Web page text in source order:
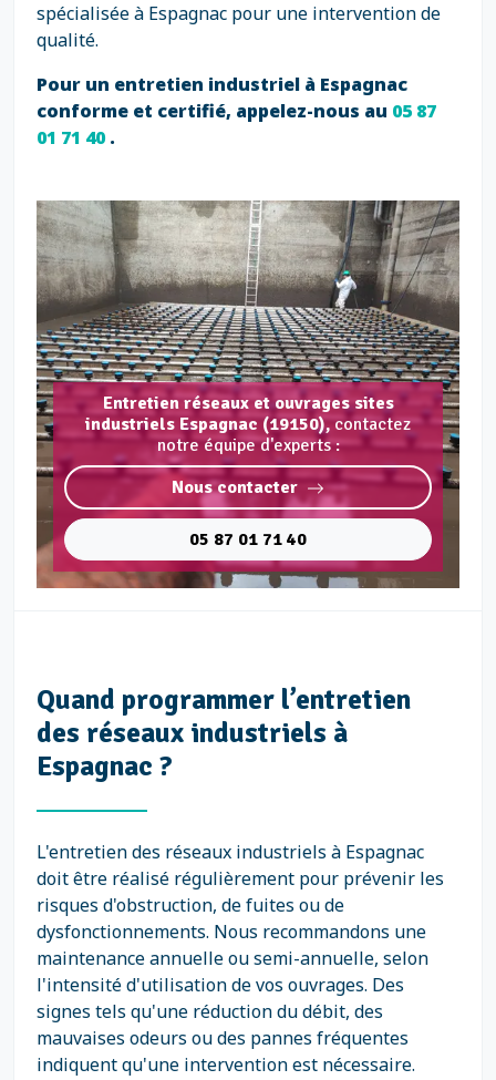
spécialisée à Espagnac pour une intervention de
qualité.
Pour un entretien industriel à Espagnac
conforme et certifié, appelez-nous au 05 87
01 71 40.
Entretien réseaux et ouvrages sites
industriels Espagnac (19150),contactez
notre équipe d'experts :
Nous contacter
05 87 01 71 40
Quand programmer l’entretien
des réseaux industriels à
Espagnac ?
L'entretien des réseaux industriels à Espagnac
doit être réalisé régulièrement pour prévenir les
risques d'obstruction, de fuites ou de
dysfonctionnements. Nous recommandons une
maintenance annuelle ou semi-annuelle, selon
l'intensité d'utilisation de vos ouvrages. Des
signes tels qu'une réduction du débit, des
mauvaises odeurs ou des pannes fréquentes
indiquent qu'une intervention est nécessaire.